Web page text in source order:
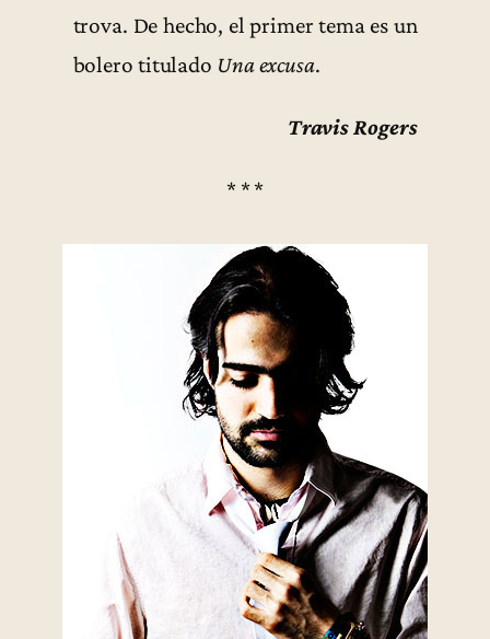
trova. De hecho, el primer tema es un
bolero titulado Una excusa.
Travis Rogers
* * *